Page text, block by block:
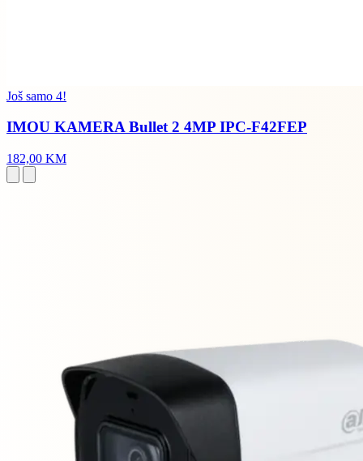
Još samo 4!
IMOU KAMERA Bullet 2 4MP IPC-F42FEP
182,00 KM